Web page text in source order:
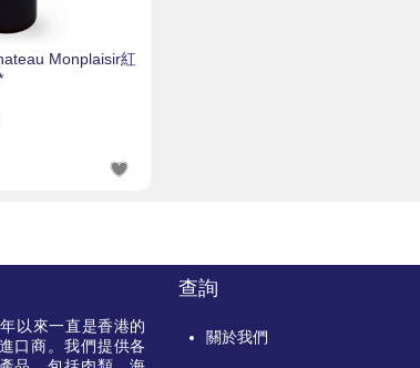
Monplaisir紅
年以來一直是香港的
口商。我們提供各
查詢
關於我們